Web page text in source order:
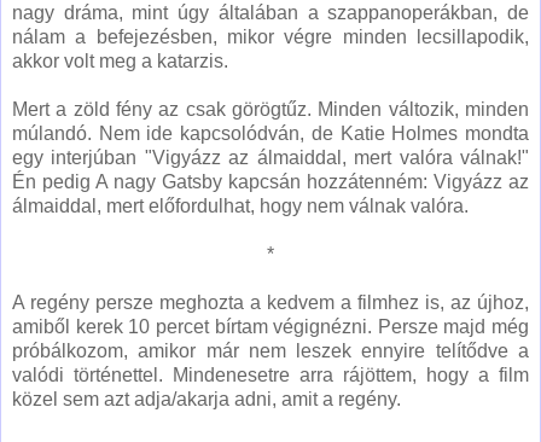
nagy dráma, mint úgy általában a szappanoperákban, de
nálam a befejezésben, mikor végre minden lecsillapodik,
akkor volt meg a katarzis.
Mert a zöld fény az csak görögtűz. Minden változik, minden
múlandó. Nem ide kapcsolódván, de Katie Holmes mondta
egy interjúban "Vigyázz az álmaiddal, mert valóra válnak!"
Én pedig A nagy Gatsby kapcsán hozzátenném: Vigyázz az
álmaiddal, mert előfordulhat, hogy nem válnak valóra.
*
A regény persze meghozta a kedvem a filmhez is, az újhoz,
amiből kerek 10 percet bírtam végignézni. Persze majd még
próbálkozom, amikor már nem leszek ennyire telítődve a
valódi történettel. Mindenesetre arra rájöttem, hogy a film
közel sem azt adja/akarja adni, amit a regény.